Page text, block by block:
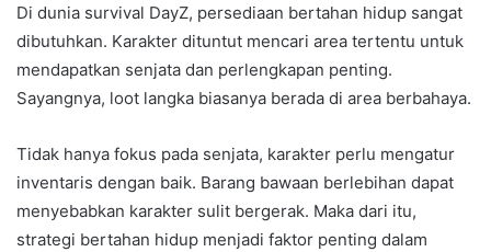
Di dunia survival DayZ, persediaan bertahan hidup sangat
dibutuhkan. Karakter dituntut mencari area tertentu untuk
mendapatkan senjata dan perlengkapan penting.
Sayangnya, loot langka biasanya berada di area berbahaya.
Tidak hanya fokus pada senjata, karakter perlu mengatur
inventaris dengan baik. Barang bawaan berlebihan dapat
menyebabkan karakter sulit bergerak. Maka dari itu,
strategi bertahan hidup menjadi faktor penting dalam